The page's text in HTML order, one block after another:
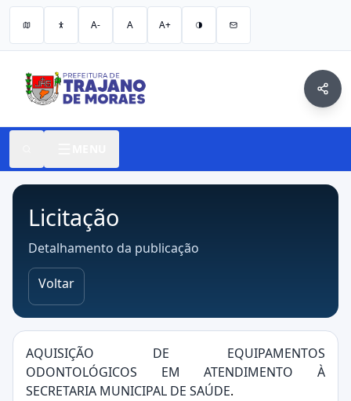
A- A A+
Licitação
Detalhamento da publicação
Voltar
AQUISIÇÃO DE EQUIPAMENTOS
ODONTOLÓGICOS EM ATENDIMENTO À
SECRETARIA MUNICIPAL DE SAÚDE.